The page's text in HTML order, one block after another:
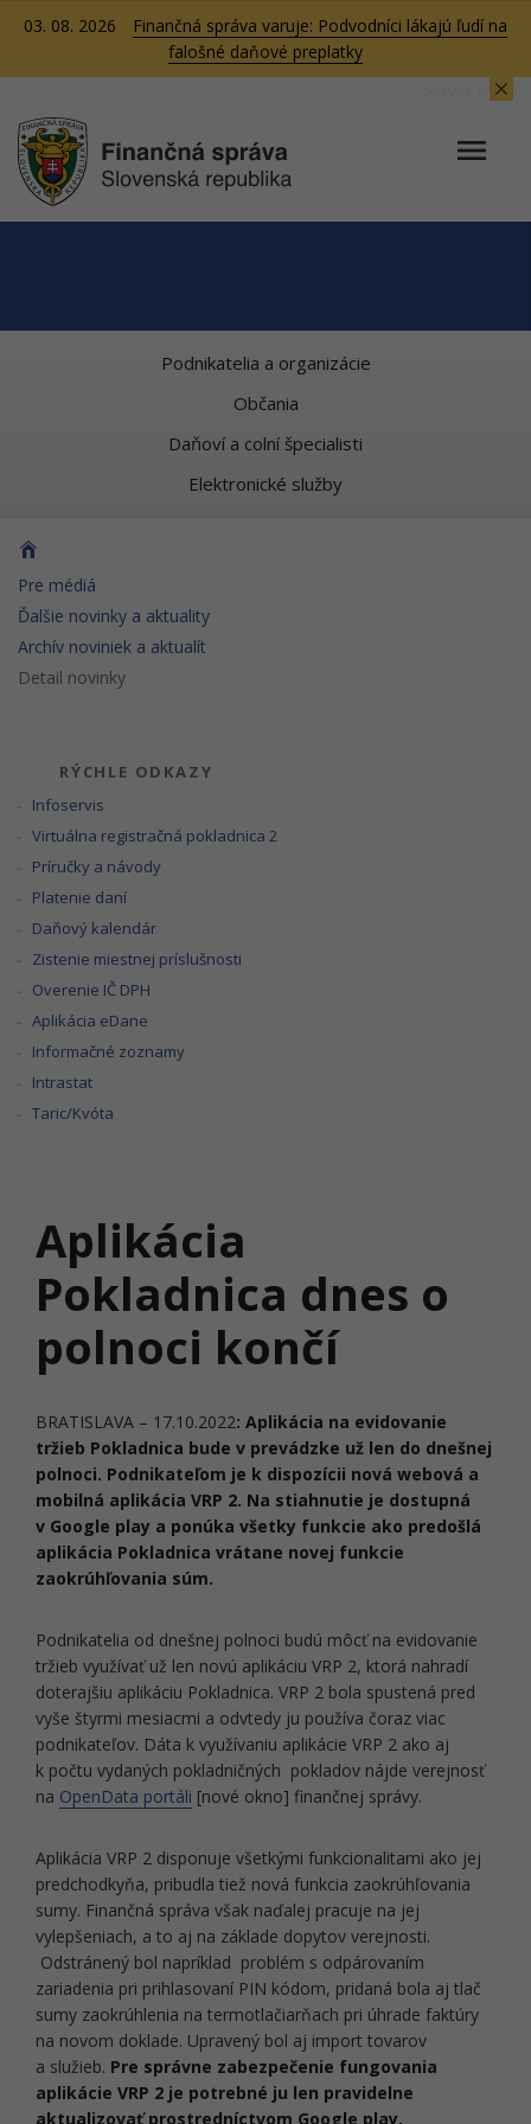
03. 08. 2026
Finančná správa varuje: Podvodníci lákajú ľudí na
falošné daňové preplatky
Server BB07
Podnikatelia a organizácie
Občania
Daňoví a colní špecialisti
Elektronické služby
Pre médiá
Ďalšie novinky a aktuality
Archív noviniek a aktualít
Detail novinky
RÝCHLE ODKAZY
Infoservis
Virtuálna registračná pokladnica 2
Príručky a návody
Platenie daní
Daňový kalendár
Zistenie miestnej príslušnosti
Overenie IČ DPH
Aplikácia eDane
Informačné zoznamy
Intrastat
Taric/Kvóta
Aplikácia
Pokladnica dnes o
polnoci končí
BRATISLAVA – 17.10.2022: Aplikácia na evidovanie
tržieb Pokladnica bude v prevádzke už len do dnešnej
polnoci. Podnikateľom je k dispozícii nová webová a
mobilná aplikácia VRP 2. Na stiahnutie je dostupná
v Google play a ponúka všetky funkcie ako predošlá
aplikácia Pokladnica vrátane novej funkcie
zaokrúhľovania súm.
Podnikatelia od dnešnej polnoci budú môcť na evidovanie
tržieb využívať už len novú aplikáciu VRP 2, ktorá nahradí
doterajšiu aplikáciu Pokladnica. VRP 2 bola spustená pred
vyše štyrmi mesiacmi a odvtedy ju používa čoraz viac
podnikateľov. Dáta k využívaniu aplikácie VRP 2 ako aj
k počtu vydaných pokladničných pokladov nájde verejnosť
na OpenData portáli [nové okno] finančnej správy.
Aplikácia VRP 2 disponuje všetkými funkcionalitami ako jej
predchodkyňa, pribudla tiež nová funkcia zaokrúhľovania
sumy. Finančná správa však naďalej pracuje na jej
vylepšeniach, a to aj na základe dopytov verejnosti.
Odstránený bol napríklad problém s odpárovaním
zariadenia pri prihlasovaní PIN kódom, pridaná bola aj tlač
sumy zaokrúhlenia na termotlačiarňach pri úhrade faktúry
na novom doklade. Upravený bol aj import tovarov
a služieb. Pre správne zabezpečenie fungovania
aplikácie VRP 2 je potrebné ju len pravidelne
aktualizovať prostredníctvom Google play.